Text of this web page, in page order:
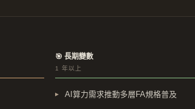
🎯 長期變數
1 年以上
AI算力需求推動多層FA規格普及